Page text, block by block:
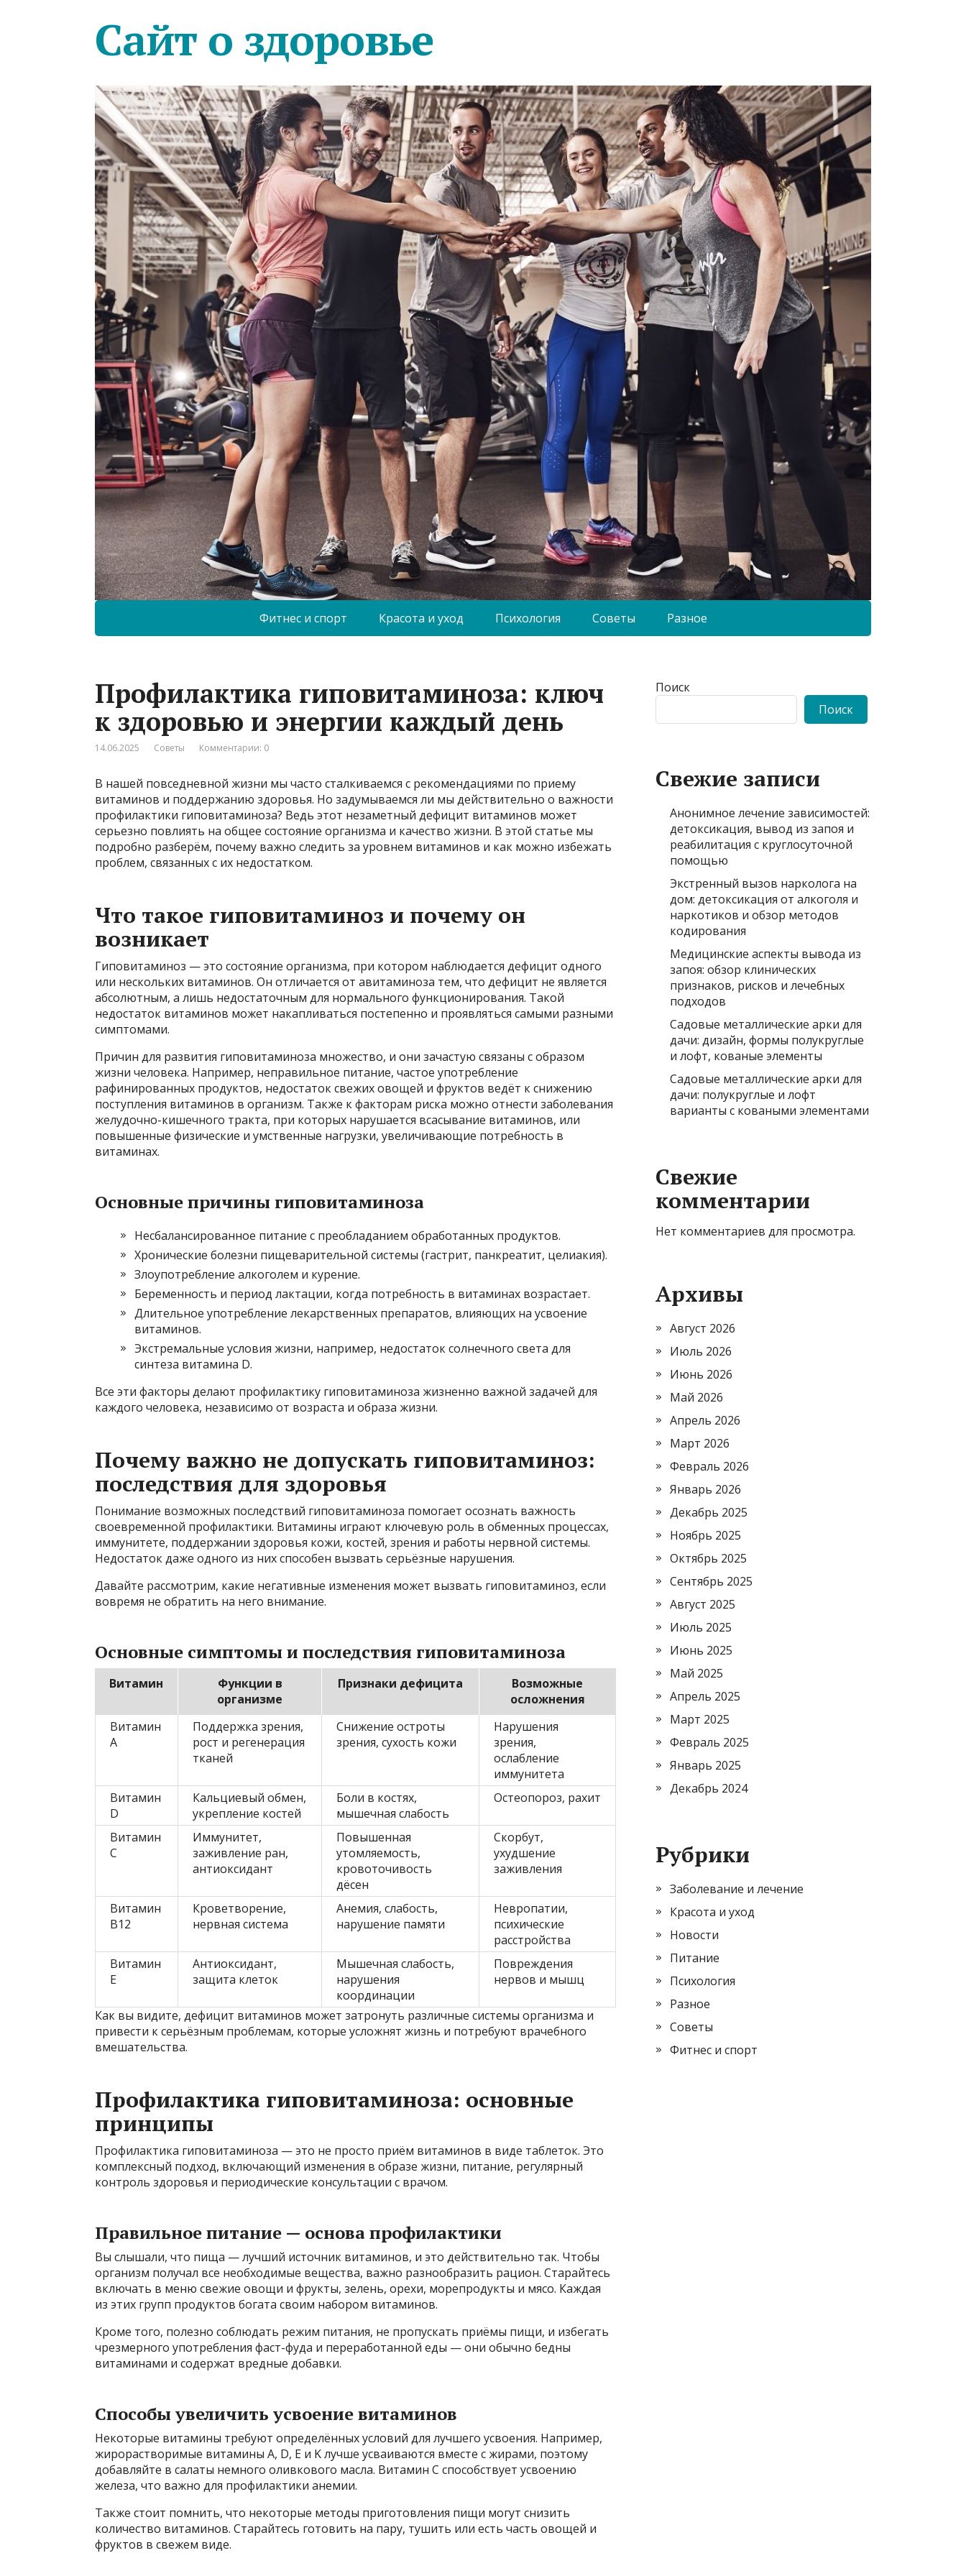
Сайт о здоровье
Фитнес и спорт Красота и уход Психология Советы Разное
Профилактика гиповитаминоза: ключ
к здоровью и энергии каждый день
14.06.2025 Советы Комментарии: 0
В нашей повседневной жизни мы часто сталкиваемся с рекомендациями по приему
витаминов и поддержанию здоровья. Но задумываемся ли мы действительно о важности
профилактики гиповитаминоза? Ведь этот незаметный дефицит витаминов может
серьезно повлиять на общее состояние организма и качество жизни. В этой статье мы
подробно разберём, почему важно следить за уровнем витаминов и как можно избежать
проблем, связанных с их недостатком.
Что такое гиповитаминоз и почему он
возникает
Гиповитаминоз — это состояние организма, при котором наблюдается дефицит одного
или нескольких витаминов. Он отличается от авитаминоза тем, что дефицит не является
абсолютным, а лишь недостаточным для нормального функционирования. Такой
недостаток витаминов может накапливаться постепенно и проявляться самыми разными
симптомами.
Причин для развития гиповитаминоза множество, и они зачастую связаны с образом
жизни человека. Например, неправильное питание, частое употребление
рафинированных продуктов, недостаток свежих овощей и фруктов ведёт к снижению
поступления витаминов в организм. Также к факторам риска можно отнести заболевания
желудочно-кишечного тракта, при которых нарушается всасывание витаминов, или
повышенные физические и умственные нагрузки, увеличивающие потребность в
витаминах.
Основные причины гиповитаминоза
Несбалансированное питание с преобладанием обработанных продуктов.
Хронические болезни пищеварительной системы (гастрит, панкреатит, целиакия).
Злоупотребление алкоголем и курение.
Беременность и период лактации, когда потребность в витаминах возрастает.
Длительное употребление лекарственных препаратов, влияющих на усвоение
витаминов.
Экстремальные условия жизни, например, недостаток солнечного света для
синтеза витамина D.
Все эти факторы делают профилактику гиповитаминоза жизненно важной задачей для
каждого человека, независимо от возраста и образа жизни.
Почему важно не допускать гиповитаминоз:
последствия для здоровья
Понимание возможных последствий гиповитаминоза помогает осознать важность
своевременной профилактики. Витамины играют ключевую роль в обменных процессах,
иммунитете, поддержании здоровья кожи, костей, зрения и работы нервной системы.
Недостаток даже одного из них способен вызвать серьёзные нарушения.
Давайте рассмотрим, какие негативные изменения может вызвать гиповитаминоз, если
вовремя не обратить на него внимание.
Основные симптомы и последствия гиповитаминоза
Витамин
Функции в
организме
Признаки дефицита
Возможные
осложнения
Витамин
A
Поддержка зрения,
рост и регенерация
тканей
Снижение остроты
зрения, сухость кожи
Нарушения
зрения,
ослабление
иммунитета
Витамин
D
Кальциевый обмен,
укрепление костей
Боли в костях,
мышечная слабость
Остеопороз, рахит
Витамин
C
Иммунитет,
заживление ран,
антиоксидант
Повышенная
утомляемость,
кровоточивость
дёсен
Скорбут,
ухудшение
заживления
Витамин
B12
Кроветворение,
нервная система
Анемия, слабость,
нарушение памяти
Невропатии,
психические
расстройства
Витамин
E
Антиоксидант,
защита клеток
Мышечная слабость,
нарушения
координации
Повреждения
нервов и мышц
Как вы видите, дефицит витаминов может затронуть различные системы организма и
привести к серьёзным проблемам, которые усложнят жизнь и потребуют врачебного
вмешательства.
Профилактика гиповитаминоза: основные
принципы
Профилактика гиповитаминоза — это не просто приём витаминов в виде таблеток. Это
комплексный подход, включающий изменения в образе жизни, питание, регулярный
контроль здоровья и периодические консультации с врачом.
Правильное питание — основа профилактики
Вы слышали, что пища — лучший источник витаминов, и это действительно так. Чтобы
организм получал все необходимые вещества, важно разнообразить рацион. Старайтесь
включать в меню свежие овощи и фрукты, зелень, орехи, морепродукты и мясо. Каждая
из этих групп продуктов богата своим набором витаминов.
Кроме того, полезно соблюдать режим питания, не пропускать приёмы пищи, и избегать
чрезмерного употребления фаст-фуда и переработанной еды — они обычно бедны
витаминами и содержат вредные добавки.
Способы увеличить усвоение витаминов
Некоторые витамины требуют определённых условий для лучшего усвоения. Например,
жирорастворимые витамины A, D, E и K лучше усваиваются вместе с жирами, поэтому
добавляйте в салаты немного оливкового масла. Витамин C способствует усвоению
железа, что важно для профилактики анемии.
Также стоит помнить, что некоторые методы приготовления пищи могут снизить
количество витаминов. Старайтесь готовить на пару, тушить или есть часть овощей и
фруктов в свежем виде.
Поиск
Поиск
Свежие записи
Анонимное лечение зависимостей:
детоксикация, вывод из запоя и
реабилитация с круглосуточной
помощью
Экстренный вызов нарколога на
дом: детоксикация от алкоголя и
наркотиков и обзор методов
кодирования
Медицинские аспекты вывода из
запоя: обзор клинических
признаков, рисков и лечебных
подходов
Садовые металлические арки для
дачи: дизайн, формы полукруглые
и лофт, кованые элементы
Садовые металлические арки для
дачи: полукруглые и лофт
варианты с коваными элементами
Свежие
комментарии
Нет комментариев для просмотра.
Архивы
Август 2026
Июль 2026
Июнь 2026
Май 2026
Апрель 2026
Март 2026
Февраль 2026
Январь 2026
Декабрь 2025
Ноябрь 2025
Октябрь 2025
Сентябрь 2025
Август 2025
Июль 2025
Июнь 2025
Май 2025
Апрель 2025
Март 2025
Февраль 2025
Январь 2025
Декабрь 2024
Рубрики
Заболевание и лечение
Красота и уход
Новости
Питание
Психология
Разное
Советы
Фитнес и спорт